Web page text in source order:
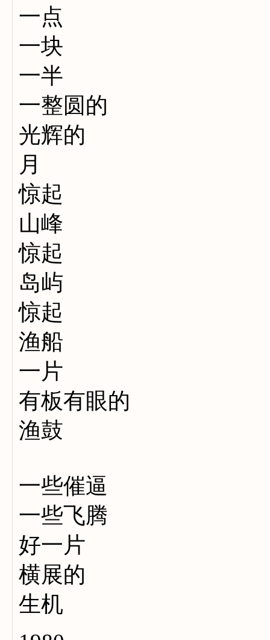
一点
一块
一半
一整圆的
光辉的
月
惊起
山峰
惊起
岛屿
惊起
渔船
一片
有板有眼的
渔鼓
一些催逼
一些飞腾
好一片
横展的
生机